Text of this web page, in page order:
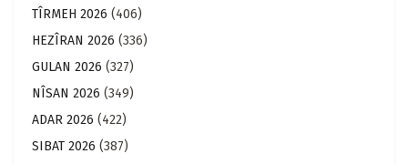
TÎRMEH 2026 (406)
HEZÎRAN 2026 (336)
GULAN 2026 (327)
NÎSAN 2026 (349)
ADAR 2026 (422)
SIBAT 2026 (387)